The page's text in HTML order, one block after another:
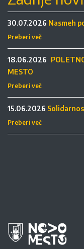
30.07.2026 Nasmeh
Preberi več
18.06.2026
MESTO
Preberi več
15.06.2026
Preberi več